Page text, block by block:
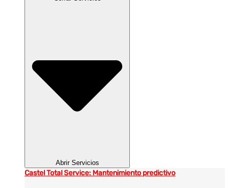
Abrir Servicios
Castel Total Service: Mantenimiento predictivo